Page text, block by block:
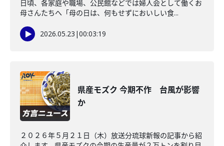
日頃、各家庭や職場、公民館などでは婦人会として働くお
母さんたちへ「母の日は、何もせずにおいしい食...
2026.05.23 |00:03:19
県産モズク 今期不作 台風が影響
か
２０２６年５月２１日（木）放送分琉球新報の記事から紹